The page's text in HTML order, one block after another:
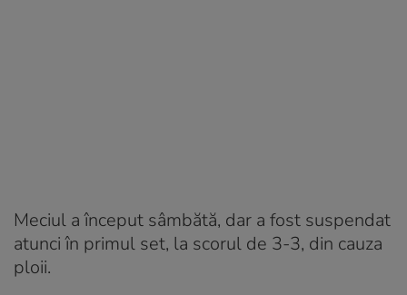
Meciul a început sâmbătă, dar a fost suspendat
atunci în primul set, la scorul de 3-3, din cauza
ploii.